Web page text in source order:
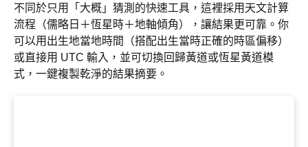
不同於只用「大概」猜測的快速工具，這裡採用天文計算
流程（儒略日＋恆星時＋地軸傾角），讓結果更可靠。你
可以用出生地當地時間（搭配出生當時正確的時區偏移）
或直接用 UTC 輸入，並可切換回歸黃道或恆星黃道模
式，一鍵複製乾淨的結果摘要。